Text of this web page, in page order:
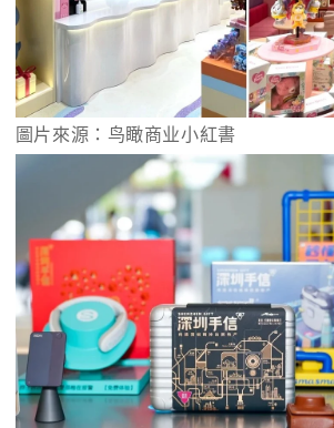
圖片來源：鸟瞰商业小紅書